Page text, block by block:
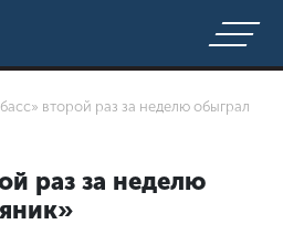
второй раз за неделю обыграл
раз за неделю